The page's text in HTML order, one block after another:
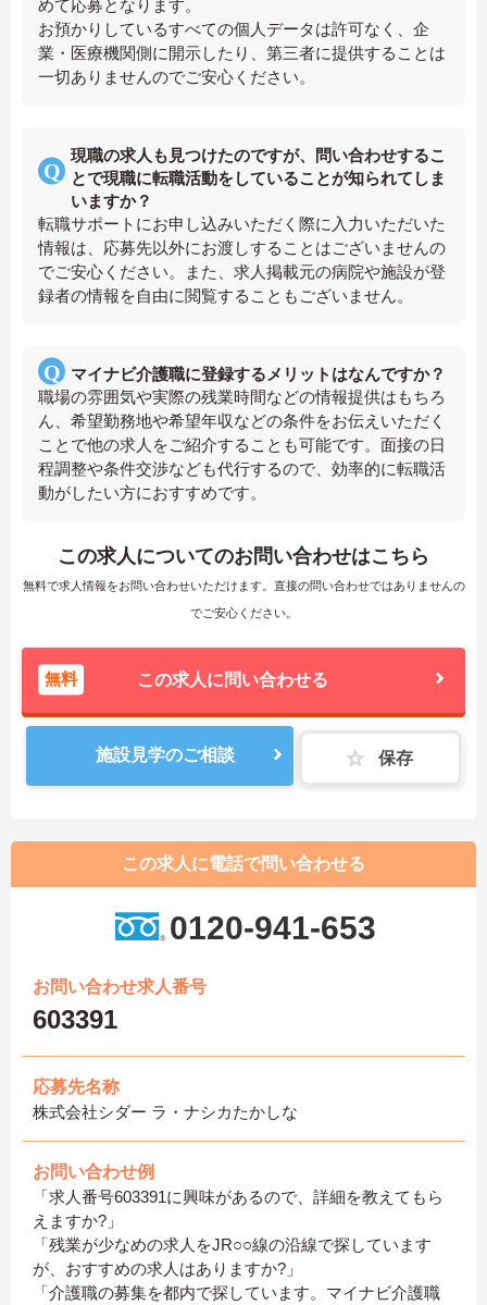
めて応募となります。
お預かりしているすべての個人データは許可なく、企
業・医療機関側に開示したり、第三者に提供することは
一切ありませんのでご安心ください。
現職の求人も見つけたのですが、問い合わせするこ
とで現職に転職活動をしていることが知られてしま
いますか？
転職サポートにお申し込みいただく際に入力いただいた
情報は、応募先以外にお渡しすることはございませんの
でご安心ください。また、求人掲載元の病院や施設が登
録者の情報を自由に閲覧することもございません。
マイナビ介護職に登録するメリットはなんですか？
職場の雰囲気や実際の残業時間などの情報提供はもちろ
ん、希望勤務地や希望年収などの条件をお伝えいただく
ことで他の求人をご紹介することも可能です。面接の日
程調整や条件交渉なども代行するので、効率的に転職活
動がしたい方におすすめです。
この求人についてのお問い合わせはこちら
無料で求人情報をお問い合わせいただけます。直接の問い合わせではありませんの
でご安心ください。
無料 この求人に問い合わせる
施設見学のご相談 保存
この求人に電話で問い合わせる
0120-941-653
お問い合わせ求人番号
603391
応募先名称
株式会社シダー ラ・ナシカたかしな
お問い合わせ例
「求人番号603391に興味があるので、詳細を教えてもら
えますか?」
「残業が少なめの求人をJR○○線の沿線で探しています
が、おすすめの求人はありますか?」
「介護職の募集を都内で探しています。マイナビ介護職